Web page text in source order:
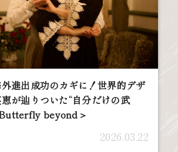
進出成功のカギに！世界的デザ
が辿りついた“自分だけの武
beyond＞
2026.03.22